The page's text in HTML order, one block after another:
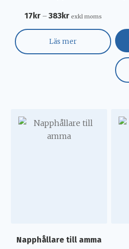
17kr – 383kr exkl moms
Läs mer
Napphållare till amma